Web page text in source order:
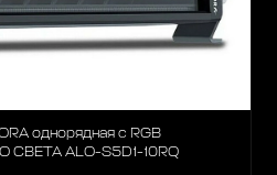
однорядная с RGB
СВЕТА ALO-S5D1-10RQ